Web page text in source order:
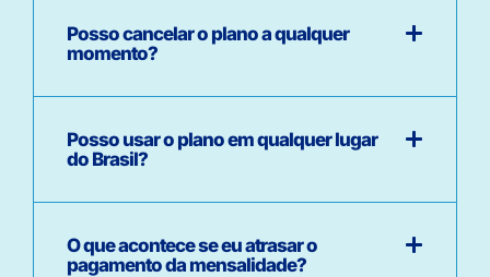
Posso cancelar o plano a qualquer
momento?
Posso usar o plano em qualquer lugar
do Brasil?
O que acontece se eu atrasar o
pagamento da mensalidade?